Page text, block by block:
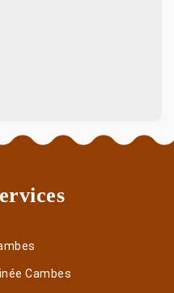
Cambes